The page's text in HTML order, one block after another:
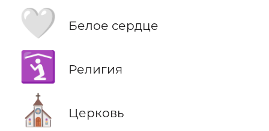
🤍 Белое сердце
🛐 Религия
⛪ Церковь